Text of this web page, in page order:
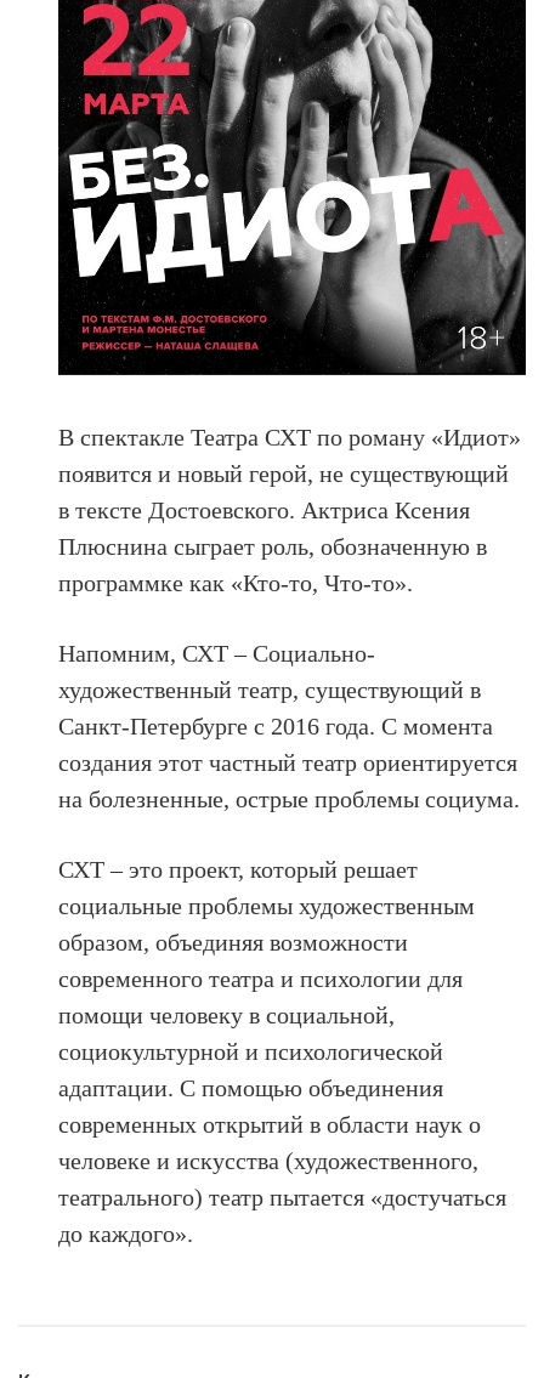
В спектакле Театра СХТ по роману «Идиот»
появится и новый герой, не существующий
в тексте Достоевского. Актриса Ксения
Плюснина сыграет роль, обозначенную в
программке как «Кто-то, Что-то».
Напомним, СХТ – Социально-
художественный театр, существующий в
Санкт-Петербурге с 2016 года. С момента
создания этот частный театр ориентируется
на болезненные, острые проблемы социума.
СХТ – это проект, который решает
социальные проблемы художественным
образом, объединяя возможности
современного театра и психологии для
помощи человеку в социальной,
социокультурной и психологической
адаптации. С помощью объединения
современных открытий в области наук о
человеке и искусства (художественного,
театрального) театр пытается «достучаться
до каждого».